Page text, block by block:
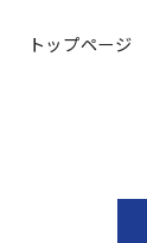
トップページ